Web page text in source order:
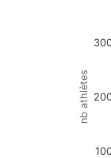
The
nb athlètes